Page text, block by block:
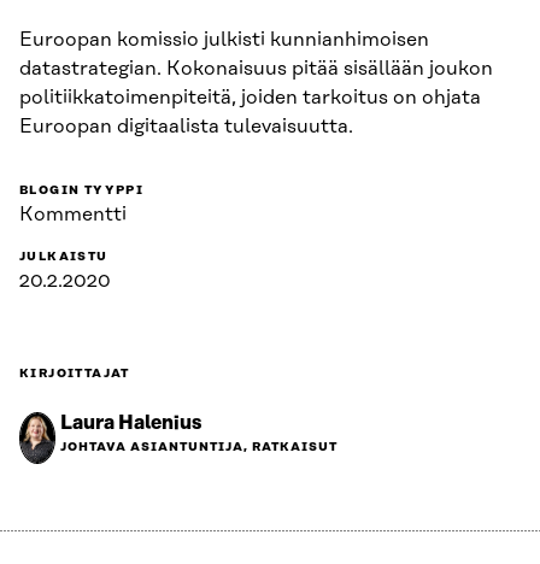
Euroopan komissio julkisti kunnianhimoisen
datastrategian. Kokonaisuus pitää sisällään joukon
politiikkatoimenpiteitä, joiden tarkoitus on ohjata
Euroopan digitaalista tulevaisuutta.
BLOGIN TYYPPI
Kommentti
JULKAISTU
20.2.2020
KIRJOITTAJAT
Laura Halenius
JOHTAVA ASIANTUNTIJA, RATKAISUT